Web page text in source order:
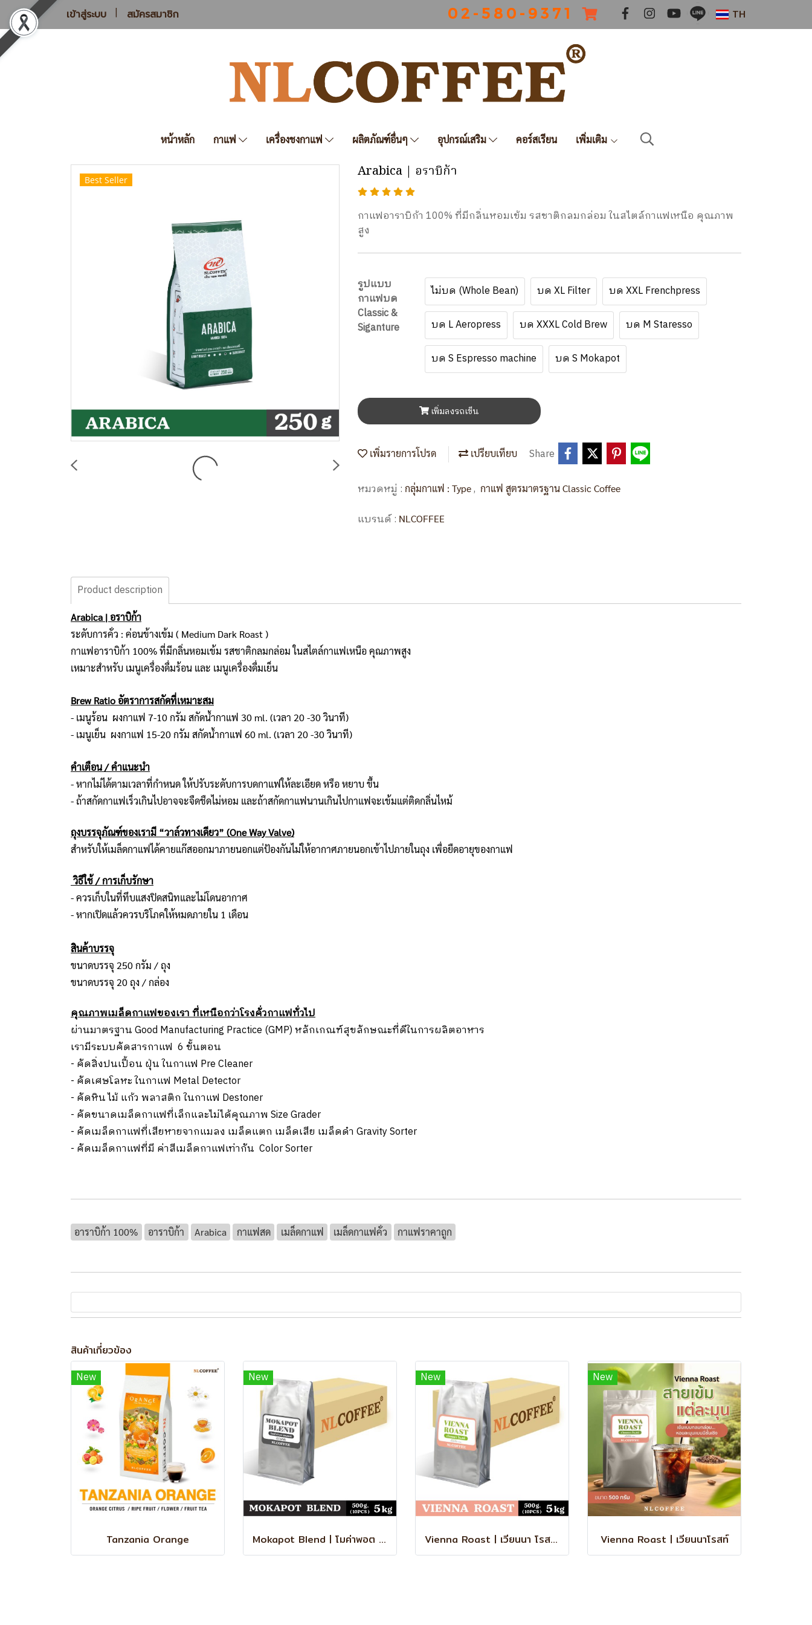
เข้าสู่ระบบ สมัครสมาชิก 0 2 - 5 8 0 - 9 3 7 1 TH
หน้าหลัก กาแฟ เครื่องชงกาแฟ ผลิตภัณฑ์อื่นๆ อุปกรณ์เสริม คอร์สเรียน เพิ่มเติม
Best Seller Arabica | อราบิก้า
กาแฟอาราบิก้า 100% ที่มีกลิ่นหอมเข้ม รสชาติกลมกล่อม ในสไตล์กาแฟเหนือ คุณภาพ
สูง
รูปแบบ
กาแฟบด
Classic &
Siganture
ไม่บด (Whole Bean) บด XL Filter บด XXL Frenchpress
บด L Aeropress บด XXXL Cold Brew บด M Staresso
บด S Espresso machine บด S Mokapot
เพิ่มลงรถเข็น
เพิ่มรายการโปรด เปรียบเทียบ Share
หมวดหมู่ : กลุ่มกาแฟ : Type, กาแฟ สูตรมาตรฐาน Classic Coffee
แบรนด์ : NLCOFFEE
Product description
Arabica | อราบิก้า
ระดับการคั่ว : ค่อนข้างเข้ม ( Medium Dark Roast )
กาแฟอาราบิก้า 100% ที่มีกลิ่นหอมเข้ม รสชาติกลมกล่อม ในสไตล์กาแฟเหนือ คุณภาพสูง
เหมาะสำหรับ เมนูเครื่องดื่มร้อน และ เมนูเครื่องดื่มเย็น
Brew Ratio อัตราการสกัดที่เหมาะสม
- เมนูร้อน ผงกาแฟ 7-10 กรัม สกัดน้ำกาแฟ 30 ml. (เวลา 20 -30 วินาที)
- เมนูเย็น ผงกาแฟ 15-20 กรัม สกัดน้ำกาแฟ 60 ml. (เวลา 20 -30 วินาที)
คำเตือน / คำแนะนำ
- หากไม่ได้ตามเวลาที่กำหนด ให้ปรับระดับการบดกาแฟให้ละเอียด หรือ หยาบ ขึ้น
- ถ้าสกัดกาแฟเร็วเกินไปอาจจะจืดชืดไม่หอม และถ้าสกัดกาแฟนานเกินไปกาแฟจะเข้มแต่ติดกลิ่นไหม้
ถุงบรรจุภัณฑ์ของเรามี “วาล์วทางเดียว” (One Way Valve)
สำหรับให้เมล็ดกาแฟได้คายแก๊สออกมาภายนอกแต่ป้องกันไม่ให้อากาศภายนอกเข้าไปภายในถุง เพื่อยืดอายุของกาแฟ
วิธีใช้ / การเก็บรักษา
- ควรเก็บในที่ทึบแสงปิดสนิทและไม่โดนอากาศ
- หากเปิดแล้วควรบริโภคให้หมดภายใน 1 เดือน
สินค้าบรรจุ
ขนาดบรรจุ 250 กรัม / ถุง
ขนาดบรรจุ 20 ถุง / กล่อง
คุณภาพเมล็ดกาแฟของเรา ที่เหนือกว่าโรงคั่วกาแฟทั่วไป
ผ่านมาตรฐาน Good Manufacturing Practice (GMP) หลักเกณฑ์สุขลักษณะที่ดีในการผลิตอาหาร
เรามีระบบคัดสารกาแฟ 6 ขั้นตอน
- คัดสิ่งปนเปื้อน ฝุ่น ในกาแฟ Pre Cleaner
- คัดเศษโลหะ ในกาแฟ Metal Detector
- คัดหิน ไม้ แก้ว พลาสติก ในกาแฟ Destoner
- คัดขนาดเมล็ดกาแฟที่เล็กและไม่ได้คุณภาพ Size Grader
- คัดเมล็ดกาแฟที่เสียหายจากแมลง เมล็ดแตก เมล็ดเสีย เมล็ดดำ Gravity Sorter
- คัดเมล็ดกาแฟที่มี ค่าสีเมล็ดกาแฟเท่ากัน Color Sorter
อาราบิก้า 100% อาราบิก้า Arabica กาแฟสด เมล็ดกาแฟ เมล็ดกาแฟคั่ว กาแฟราคาถูก
สินค้าเกี่ยวข้อง
New
Tanzania Orange
New
Mokapot Blend | โมค่าพอต เบลนด์ ยกลัง
New
Vienna Roast | เวียนนา โรสท์ (ยกลัง)
New
Vienna Roast | เวียนนาโรสท์